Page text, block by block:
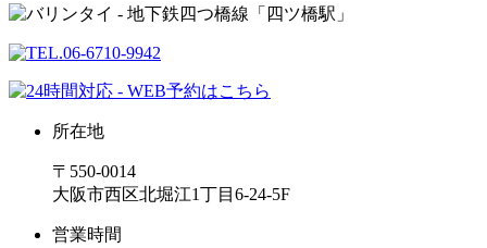
所在地
〒550-0014
大阪市西区北堀江1丁目6-24-5F
営業時間